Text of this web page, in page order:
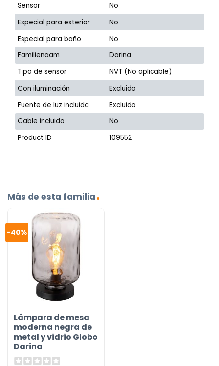
Sensor
No
Especial para exterior
No
Especial para baño
No
Familienaam
Darina
Tipo de sensor
NVT (No aplicable)
Con iluminación
Excluido
Fuente de luz incluida
Excluido
Cable incluido
No
Product ID
109552
Más de esta familia
-40%
Lámpara de mesa
moderna negra de
metal y vidrio Globo
Darina